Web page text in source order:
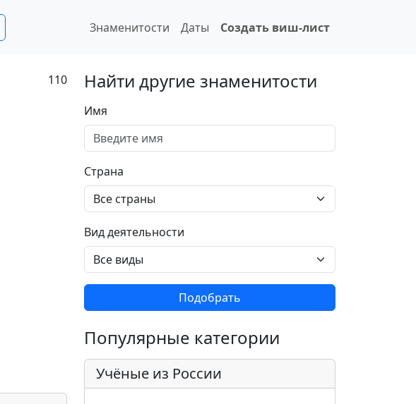
Знаменитости Даты Создать виш-лист
110 Найти другие знаменитости
Имя
Страна
Вид деятельности
Подобрать
Популярные категории
Учёные из России